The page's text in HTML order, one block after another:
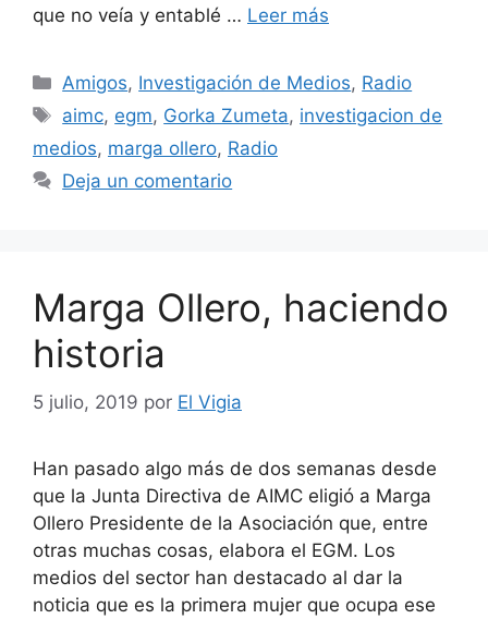
que no veía y entablé … Leer más
Categorías
Amigos, Investigación de Medios, Radio
Etiquetas
aimc, egm, Gorka Zumeta, investigacion de
medios, marga ollero, Radio
Deja un comentario
Marga Ollero, haciendo
historia
5 julio, 2019 por El Vigia
Han pasado algo más de dos semanas desde
que la Junta Directiva de AIMC eligió a Marga
Ollero Presidente de la Asociación que, entre
otras muchas cosas, elabora el EGM. Los
medios del sector han destacado al dar la
noticia que es la primera mujer que ocupa ese